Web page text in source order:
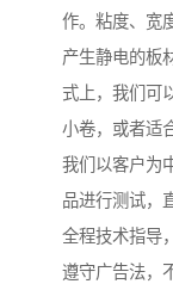
作。粘度、宽
产生静电的板
式上，我们可
小卷，或者适
我们以客户为
品进行测试，
全程技术指导
遵守广告法，